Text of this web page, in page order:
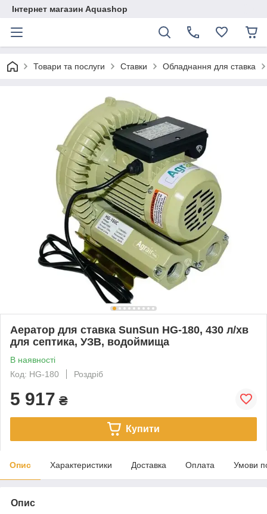
Інтернет магазин Aquashop
Товари та послуги Ставки Обладнання для ставка
Аератор для ставка SunSun HG-180, 430 л/хв
для септика, УЗВ, водоймища
В наявності
Код: HG-180
Роздріб
5 917 ₴
Купити
Опис Характеристики Доставка Оплата Умови
Опис